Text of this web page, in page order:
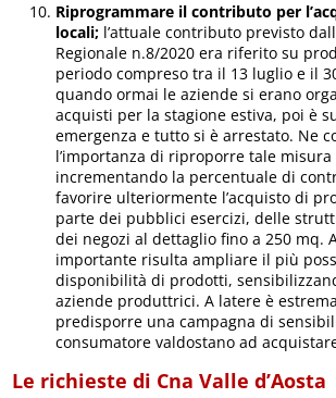
Riprogrammare il contributo per
locali; l’attuale contributo previsto
Regionale n.8/2020 era riferito su
periodo compreso tra il 13 luglio e il
quando ormai le aziende si erano
acquisti per la stagione estiva, poi è
emergenza e tutto si è arrestato. Ne
l’importanza di riproporre tale misura
incrementando la percentuale di
favorire ulteriormente l’acquisto di
parte dei pubblici esercizi, delle
dei negozi al dettaglio fino a 250 mq.
importante risulta ampliare il più
disponibilità di prodotti,
aziende produttrici. A latere è
predisporre una campagna di
consumatore valdostano ad
Le richieste di Cna Valle d’Aosta